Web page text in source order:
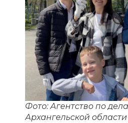
Фото: Агентство по
Архангельской области